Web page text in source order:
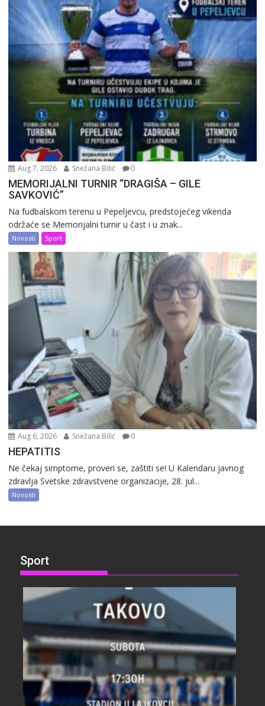
Aug 7, 2026 Snežana Bilić 0
MEMORIJALNI TURNIR “DRAGIŠA – GILE
SAVKOVIĆ”
Na fudbalskom terenu u Pepeljevcu, predstojećeg vikenda
održaće se Memorijalni turnir u čast i u znak...
Novosti Sport
Aug 6, 2026 Snežana Bilić 0
HEPATITIS
Ne čekaj simptome, proveri se, zaštiti se! U Kalendaru javnog
zdravlja Svetske zdravstvene organizacije, 28. jul...
Novosti
Sport